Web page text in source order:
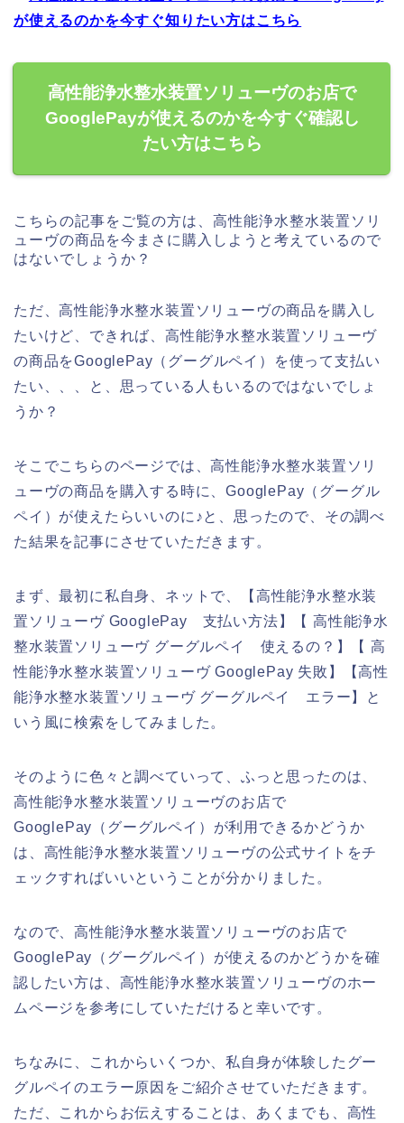
が使えるのかを今すぐ知りたい方はこちら
高性能浄水整水装置ソリューヴのお店で
GooglePayが使えるのかを今すぐ確認し
たい方はこちら
こちらの記事をご覧の方は、高性能浄水整水装置ソリ
ューヴの商品を今まさに購入しようと考えているので
はないでしょうか？
ただ、高性能浄水整水装置ソリューヴの商品を購入し
たいけど、できれば、高性能浄水整水装置ソリューヴ
の商品をGooglePay（グーグルペイ）を使って支払い
たい、、、と、思っている人もいるのではないでしょ
うか？
そこでこちらのページでは、高性能浄水整水装置ソリ
ューヴの商品を購入する時に、GooglePay（グーグル
ペイ）が使えたらいいのに♪と、思ったので、その調べ
た結果を記事にさせていただきます。
まず、最初に私自身、ネットで、【高性能浄水整水装
置ソリューヴ GooglePay 支払い方法】【 高性能浄水
整水装置ソリューヴ グーグルペイ 使えるの？】【 高
性能浄水整水装置ソリューヴ GooglePay 失敗】【高性
能浄水整水装置ソリューヴ グーグルペイ エラー】と
いう風に検索をしてみました。
そのように色々と調べていって、ふっと思ったのは、
高性能浄水整水装置ソリューヴのお店で
GooglePay（グーグルペイ）が利用できるかどうか
は、高性能浄水整水装置ソリューヴの公式サイトをチ
ェックすればいいということが分かりました。
なので、高性能浄水整水装置ソリューヴのお店で
GooglePay（グーグルペイ）が使えるのかどうかを確
認したい方は、高性能浄水整水装置ソリューヴのホー
ムページを参考にしていただけると幸いです。
ちなみに、これからいくつか、私自身が体験したグー
グルペイのエラー原因をご紹介させていただきます。
ただ、これからお伝えすることは、あくまでも、高性